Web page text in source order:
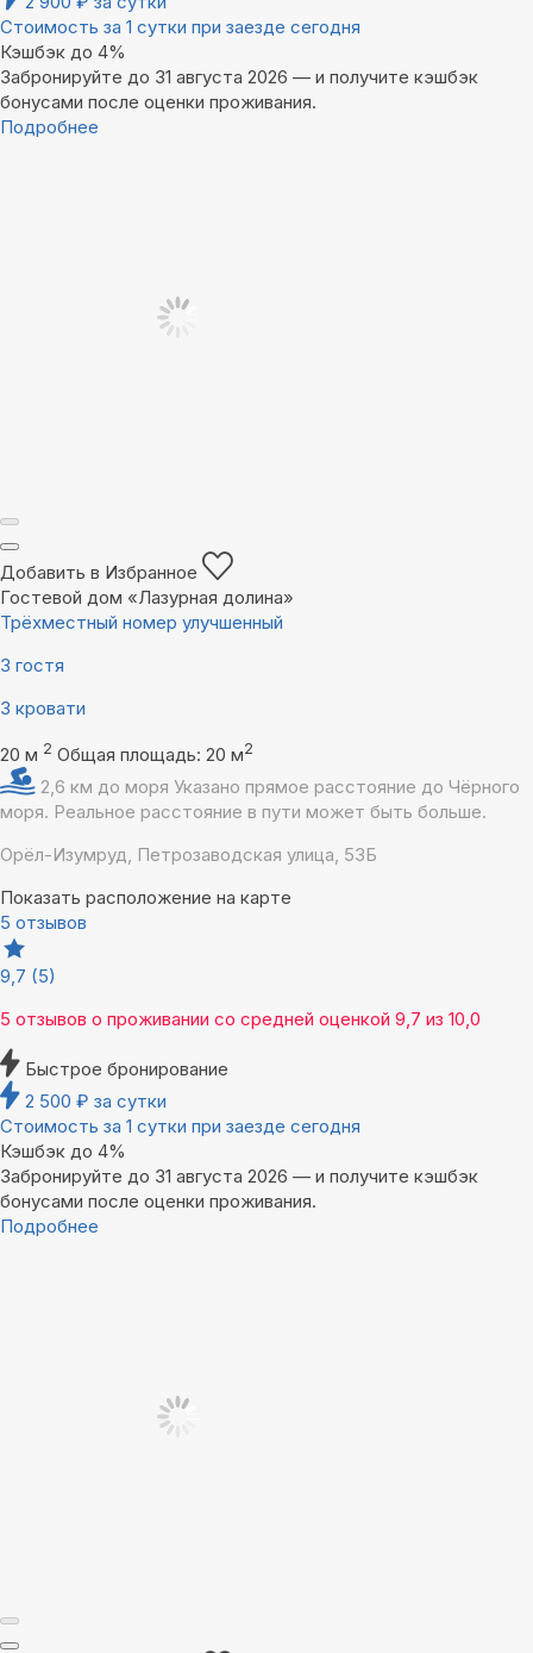
Стоимость за 1 сутки при заезде сегодня
Кэшбэк до 4%
Забронируйте до 31 августа 2026 — и получите кэшбэк
бонусами после оценки проживания.
Подробнее
Добавить в Избранное
Гостевой дом «Лазурная долина»
Трёхместный номер улучшенный
3 гостя
3 кровати
20 м 2 Общая площадь: 20 м2
2,6 км до моря Указано прямое расстояние до Чёрного
моря. Реальное расстояние в пути может быть больше.
Орёл-Изумруд, Петрозаводская улица, 53Б
Показать расположение на карте
5 отзывов
9,7 (5)
5 отзывов о проживании со средней оценкой 9,7 из 10,0
Быстрое бронирование
2 500 ₽ за сутки
Стоимость за 1 сутки при заезде сегодня
Кэшбэк до 4%
Забронируйте до 31 августа 2026 — и получите кэшбэк
бонусами после оценки проживания.
Подробнее